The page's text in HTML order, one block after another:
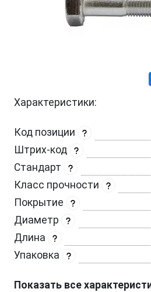
Характеристики:
Код позиции
Штрих-код
Стандарт
Класс прочности
Покрытие
Диаметр
Длина
Упаковка
Показать все